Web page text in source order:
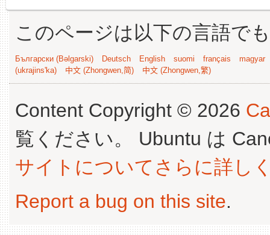
このページは以下の言語で
Български (Bəlgarski) Deutsch English suomi français
magyar
(ukrajins'ka)
中文 (Zhongwen,简) 中文 (Zhongwen,繁)
Content Copyright © 2026
覧ください。 Ubuntu は
サイトについてさらに詳し
Report a bug on this site.